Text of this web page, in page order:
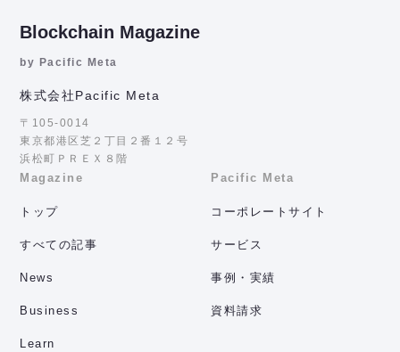
Blockchain Magazine
by Pacific Meta
株式会社Pacific Meta
〒105-0014
東京都港区芝２丁目２番１２号
浜松町ＰＲＥＸ８階
Magazine
トップ
すべての記事
News
Business
Learn
Pacific Meta
コーポレートサイト
サービス
事例・実績
資料請求